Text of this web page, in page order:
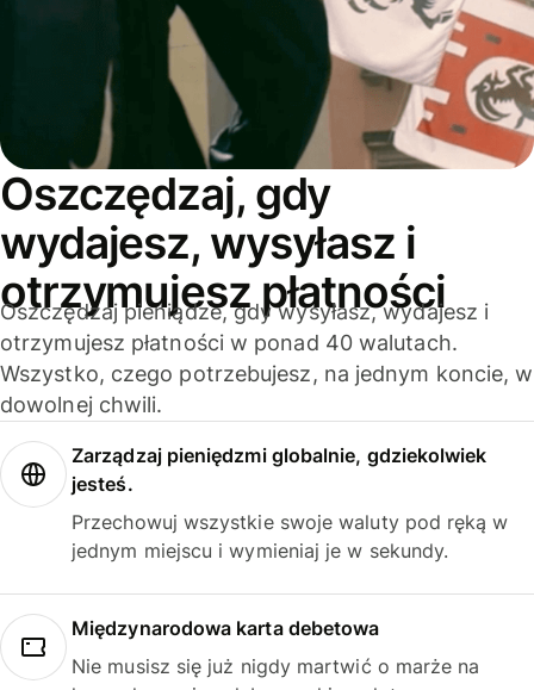
Oszczędzaj, gdy
wydajesz, wysyłasz i
otrzymujesz płatności
Oszczędzaj pieniądze, gdy wysyłasz, wydajesz i
otrzymujesz płatności w ponad 40 walutach.
Wszystko, czego potrzebujesz, na jednym koncie, w
dowolnej chwili.
Zarządzaj pieniędzmi globalnie, gdziekolwiek
jesteś.
Przechowuj wszystkie swoje waluty pod ręką w
jednym miejscu i wymieniaj je w sekundy.
Międzynarodowa karta debetowa
Nie musisz się już nigdy martwić o marże na